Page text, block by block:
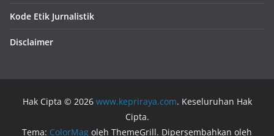
Kode Etik Jurnalistik
Disclaimer
Hak Cipta © 2026 www.kepriraya.com. Keseluruhan Hak
Cipta.
Tema: ColorMag oleh ThemeGrill. Dipersembahkan oleh